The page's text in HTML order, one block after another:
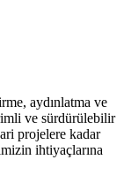
aydınlatma ve
ve sürdürülebilir
projelere kadar
ihtiyaçlarına